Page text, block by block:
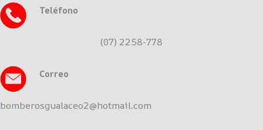
Teléfono
(07) 2258-778
Correo
bomberosgualaceo2@hotmail.com